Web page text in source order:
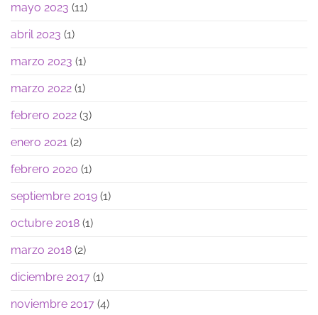
mayo 2023 (11)
abril 2023 (1)
marzo 2023 (1)
marzo 2022 (1)
febrero 2022 (3)
enero 2021 (2)
febrero 2020 (1)
septiembre 2019 (1)
octubre 2018 (1)
marzo 2018 (2)
diciembre 2017 (1)
noviembre 2017 (4)